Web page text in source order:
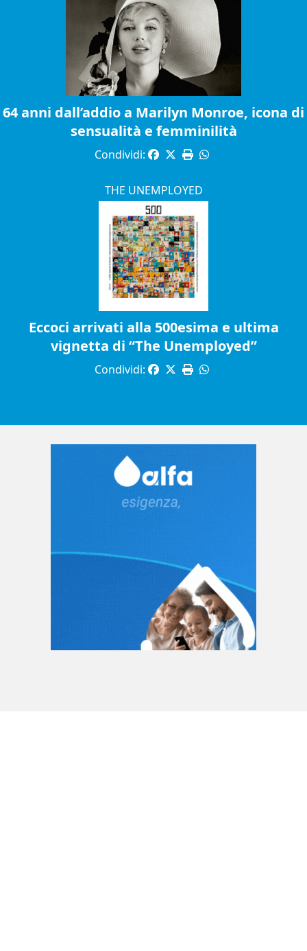
64 anni dall’addio a Marilyn Monroe, icona di
sensualità e femminilità
Condividi:
THE UNEMPLOYED
Eccoci arrivati alla 500esima e ultima
vignetta di “The Unemployed”
Condividi: